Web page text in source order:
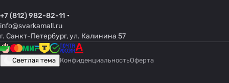
+7 (812) 982-82-11
info@svarkamall.ru
г. Санкт-Петербург, ул. Калинина 57
Светлая тема КонфиденциальностьОферта